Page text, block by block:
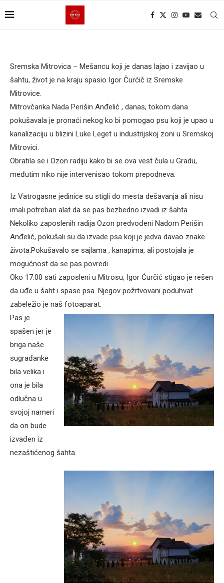
Sremska Mitrovica – Mešancu koji je danas lajao i zavijao u
šahtu, život je na kraju spasio Igor Čurćič iz Sremske
Mitrovice.
Mitrovčanka Nada Perišin Anđelić , danas, tokom dana
pokušavala je pronaći nekog ko bi pomogao psu koji je upao u
kanalizaciju u blizini Luke Leget u industrijskoj zoni u Sremskoj
Mitrovici.
Obratila se i Ozon radiju kako bi se ova vest čula u Gradu,
međutim niko nije intervenisao tokom prepodneva.
Iz Vatrogasne jedinice su stigli do mesta dešavanja ali nisu
imali potreban alat da se pas bezbedno izvadi iz šahta.
Nekoliko zaposlenih radija Ozon predvođeni Nadom Perišin
Anđelić, pokušali su da izvade psa koji je jedva davao znake
života.Pokušavalo se sajlama , kanapima, ali postojala je
mogućnost da se pas povredi.
Oko 17.00 sati zaposleni u Mitrosu, Igor Ćurčić stigao je rešen
da uđe u šaht i spase psa. Njegov požrtvovani poduhvat
zabeležio je naš fotoaparat.
Pas je
spašen jer je
briga naše
sugrađanke
bila velika i
ona je bila
odlučna u
svojoj nameri
da on bude
izvađen iz
nezaštićenog šahta.